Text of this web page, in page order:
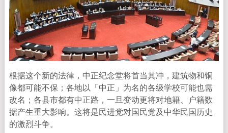
根据这个新的法律，中正纪念堂将首当其冲，建筑物和铜
像都可能不保；各地以「中正」为名的各级学校可能也需
改名；各县市都有中正路，一旦变动更将对地籍、户籍数
据产生重大影响。这将是民进党对国民党及中华民国历史
的激烈斗争。